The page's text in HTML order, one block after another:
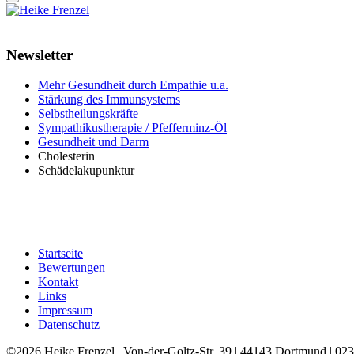
Newsletter
Mehr Gesundheit durch Empathie u.a.
Stärkung des Immunsystems
Selbstheilungskräfte
Sympathikustherapie / Pfefferminz-Öl
Gesundheit und Darm
Cholesterin
Schädelakupunktur
Startseite
Bewertungen
Kontakt
Links
Impressum
Datenschutz